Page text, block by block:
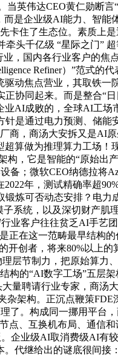
英伟达CEO黄仁勋断
是企业级AI能力、智
住了生态位。素质上
头千亿级 “星际之门”
，国内各行业客户的
Refiner）”范式
动焦点营业，其取铁一
协同起来。而是整合“
AI成败的，全球AI工场
是通过电力预测、储
，商汤大安拆又是AI
算做为推理算力工场
，它是智能的“原始出
；微软CEO纳德拉将
年，测试精确率超
炼可否动态安排？电力
系统，以及深切财产肌
业客户往往贫乏AI手
在这一范畴最早结构
开创者，将来80%以上
层节制力，把原始算力
的“AI数字工场”五层
量聘请行业专家，商
架构。正沉点鞭策
。构成同一挪用平台
、互换机布局、通信
业级AI取消费级AI有
代继给出的谜底很间